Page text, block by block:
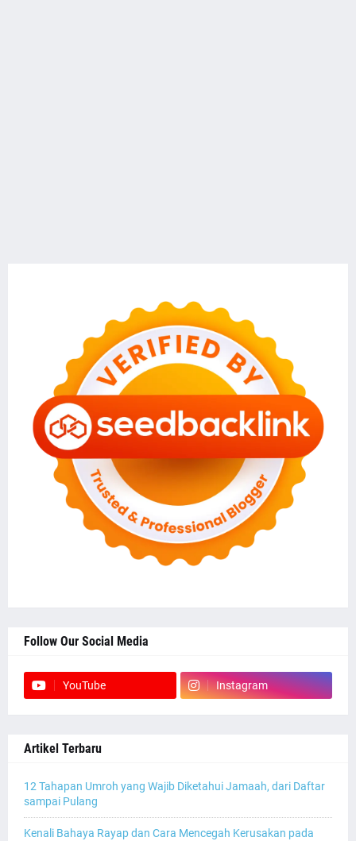
Follow Our Social Media
YouTube Instagram
Artikel Terbaru
12 Tahapan Umroh yang Wajib Diketahui Jamaah, dari Daftar
sampai Pulang
Kenali Bahaya Rayap dan Cara Mencegah Kerusakan pada